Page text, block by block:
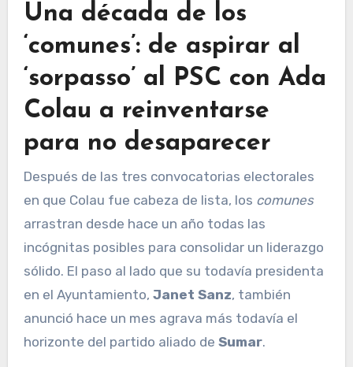
Una década de los
‘comunes’: de aspirar al
‘sorpasso’ al PSC con Ada
Colau a reinventarse
para no desaparecer
Después de las tres convocatorias electorales
en que Colau fue cabeza de lista, los comunes
arrastran desde hace un año todas las
incógnitas posibles para consolidar un liderazgo
sólido. El paso al lado que su todavía presidenta
en el Ayuntamiento, Janet Sanz, también
anunció hace un mes agrava más todavía el
horizonte del partido aliado de Sumar.